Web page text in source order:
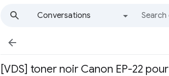
Conversations

[VDS] toner noir Canon EP-22